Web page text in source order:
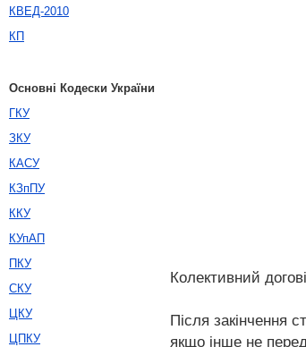
Колективний
Після закінчення
якщо інше не
КВЕД-2010
КП
Основні Кодески України
ГКУ
ЗКУ
КАСУ
КЗпПУ
ККУ
КУпАП
ПКУ
СКУ
ЦКУ
ЦПКУ